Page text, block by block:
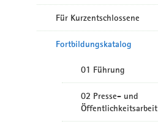
Für Kurzentschlossene
Fortbildungskatalog
01 Führung
02 Presse- und
Öffentlichkeitsarbeit